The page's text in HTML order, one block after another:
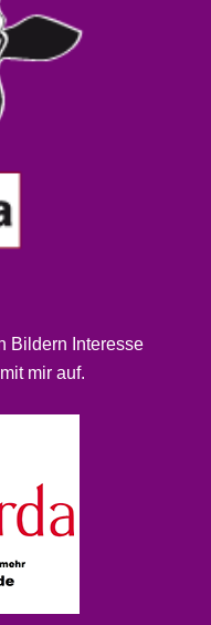
Bildern Interesse
mir auf.